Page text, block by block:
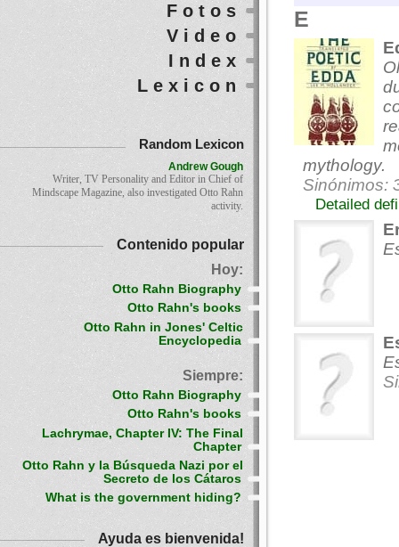
E
mythology.
Sinónimos:
Detailed
Fotos
Video
Index
Lexicon
Random Lexicon
Andrew Gough
Writer, TV Personality and Editor in Chief of
Mindscape Magazine, also investigated Otto Rahn
activity.
Contenido popular
Hoy:
Otto Rahn Biography
Otto Rahn's books
Otto Rahn in Jones' Celtic
Encyclopedia
Siempre:
Otto Rahn Biography
Otto Rahn's books
Lachrymae, Chapter IV: The Final
Chapter
Otto Rahn y la Búsqueda Nazi por el
Secreto de los Cátaros
What is the government hiding?
Ayuda es bienvenida!